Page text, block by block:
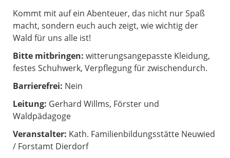
Kommt mit auf ein Abenteuer, das nicht nur Spaß
macht, sondern euch auch zeigt, wie wichtig der
Wald für uns alle ist!
Bitte mitbringen: witterungsangepasste Kleidung,
festes Schuhwerk, Verpflegung für zwischendurch.
Barrierefrei: Nein
Leitung: Gerhard Willms, Förster und
Waldpädagoge
Veranstalter: Kath. Familienbildungsstätte Neuwied
/ Forstamt Dierdorf